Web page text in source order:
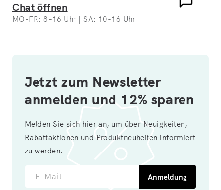
Chat öffnen
MO-FR: 8–16 Uhr | SA: 10–16 Uhr
Jetzt zum Newsletter
anmelden und 12% sparen
Melden Sie sich hier an, um über Neuigkeiten,
Rabattaktionen und Produktneuheiten informiert
zu werden.
E-Mail Anmeldung